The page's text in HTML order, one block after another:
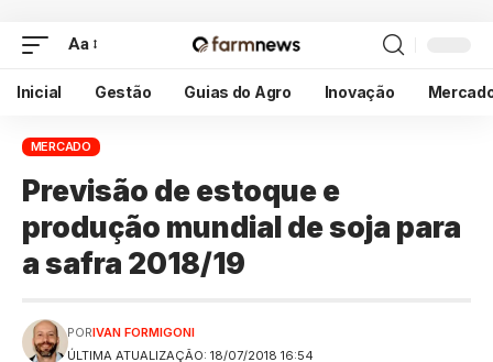
Aa
Inicial Gestão Guias do Agro Inovação
MERCADO
Previsão de estoque e
produção mundial de soja para
a safra 2018/19
ÚLTIMA ATUALIZAÇÃO: 18/07/2018 16:54
PORIVAN FORMIGONI